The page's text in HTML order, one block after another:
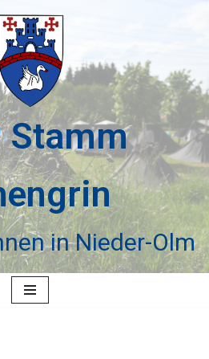
Stamm
in Nieder-Olm